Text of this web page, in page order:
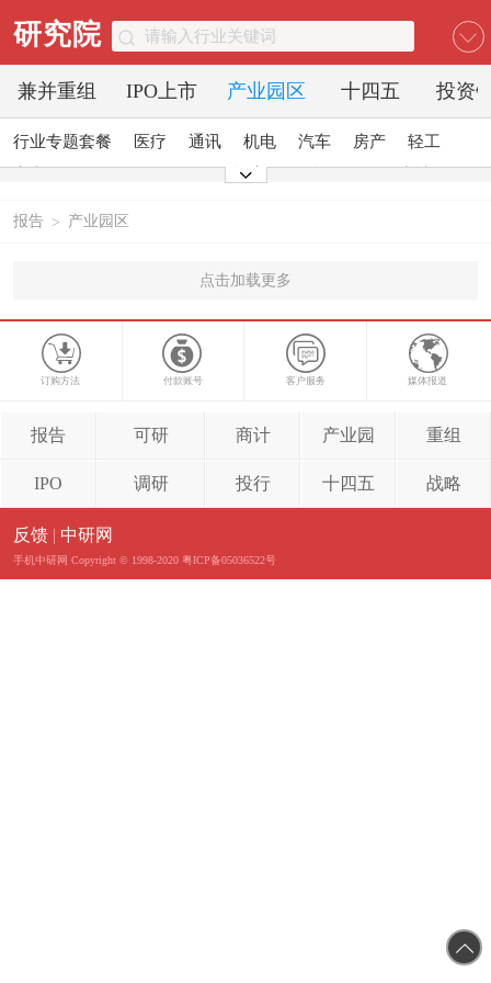
研究院
兼并重组 IPO上市 产业园区 十四五 投资
行业专题套餐 医疗 通讯 机电 汽车 房产
轻工
酒店
报告 > 产业园区
点击加载更多
订购方法 付款账号 客户服务 媒体报道
报告 可研 商计 产业园 重组
IPO 调研 投行 十四五 战略
反馈 | 中研网
手机中研网 Copyright © 1998-2020 粤ICP备05036522号